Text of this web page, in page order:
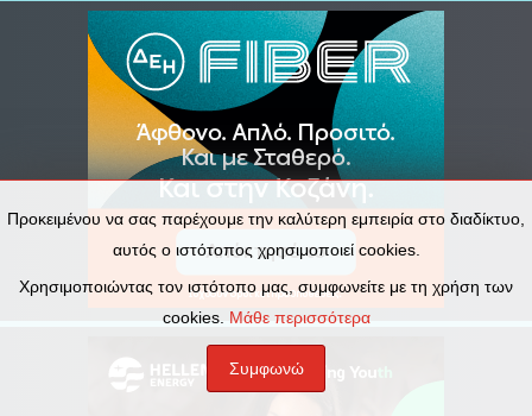
Προκειμένου να σας παρέχουμε την καλύτερη εμπειρία στο διαδίκτυο,
αυτός ο ιστότοπος χρησιμοποιεί cookies.
Χρησιμοποιώντας τον ιστότοπο μας, συμφωνείτε με τη χρήση των
cookies. Μάθε περισσότερα
Συμφωνώ